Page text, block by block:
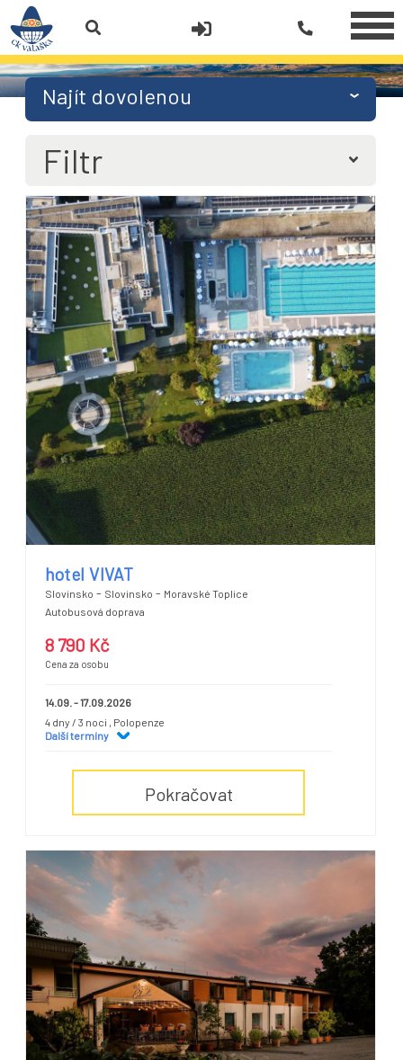
Najít dovolenou
Filtr
hotel VIVAT
Slovinsko - Slovinsko - Moravské Toplice
Autobusová doprava
8 790 Kč
Cena za osobu
14.09. - 17.09.2026
4 dny / 3 noci
, Polopenze
Další termíny
Pokračovat